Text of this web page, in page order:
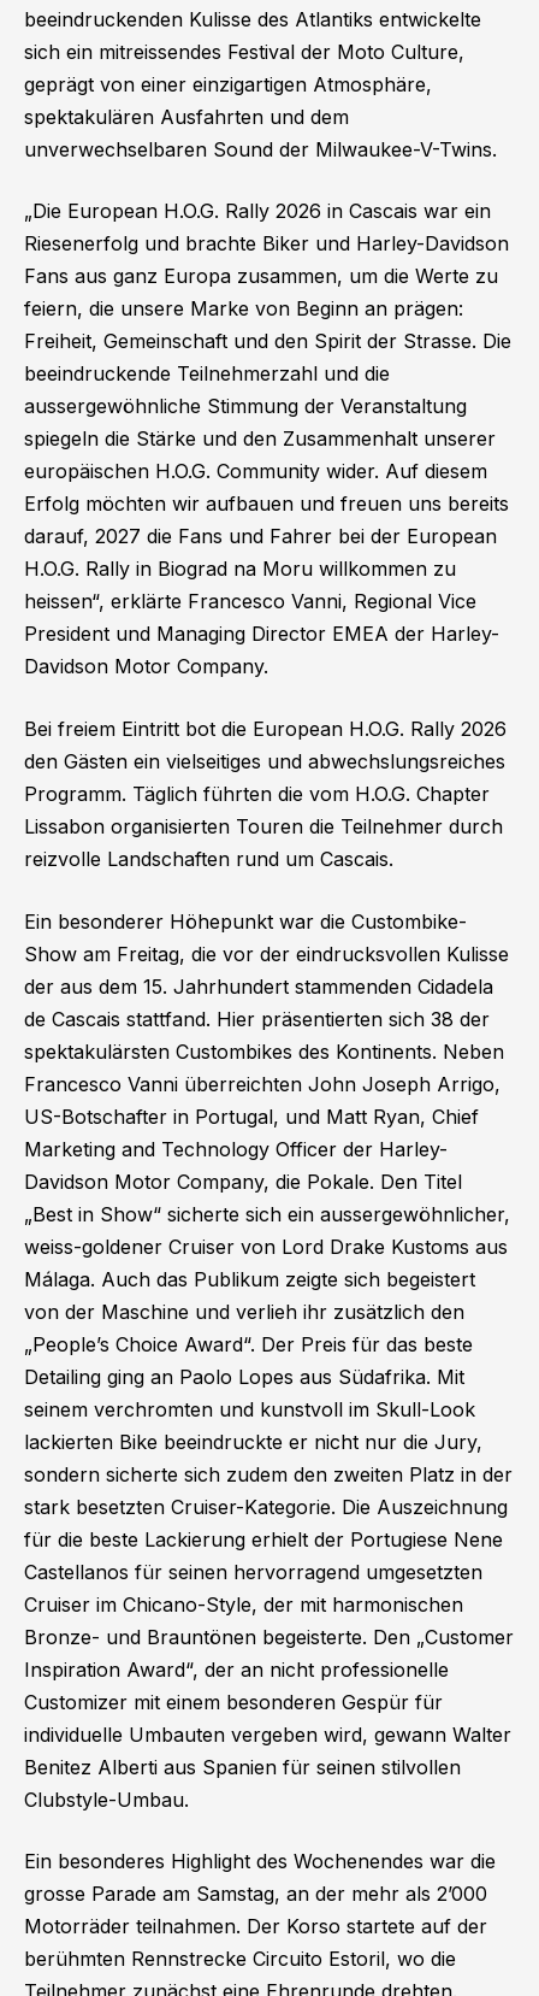
beeindruckenden Kulisse des Atlantiks entwickelte
sich ein mitreissendes Festival der Moto Culture,
geprägt von einer einzigartigen Atmosphäre,
spektakulären Ausfahrten und dem
unverwechselbaren Sound der Milwaukee-V-Twins.
„Die European H.O.G. Rally 2026 in Cascais war ein
Riesenerfolg und brachte Biker und Harley-Davidson
Fans aus ganz Europa zusammen, um die Werte zu
feiern, die unsere Marke von Beginn an prägen:
Freiheit, Gemeinschaft und den Spirit der Strasse. Die
beeindruckende Teilnehmerzahl und die
aussergewöhnliche Stimmung der Veranstaltung
spiegeln die Stärke und den Zusammenhalt unserer
europäischen H.O.G. Community wider. Auf diesem
Erfolg möchten wir aufbauen und freuen uns bereits
darauf, 2027 die Fans und Fahrer bei der European
H.O.G. Rally in Biograd na Moru willkommen zu
heissen“, erklärte Francesco Vanni, Regional Vice
President und Managing Director EMEA der Harley-
Davidson Motor Company.
Bei freiem Eintritt bot die European H.O.G. Rally 2026
den Gästen ein vielseitiges und abwechslungsreiches
Programm. Täglich führten die vom H.O.G. Chapter
Lissabon organisierten Touren die Teilnehmer durch
reizvolle Landschaften rund um Cascais.
Ein besonderer Höhepunkt war die Custombike-
Show am Freitag, die vor der eindrucksvollen Kulisse
der aus dem 15. Jahrhundert stammenden Cidadela
de Cascais stattfand. Hier präsentierten sich 38 der
spektakulärsten Custombikes des Kontinents. Neben
Francesco Vanni überreichten John Joseph Arrigo,
US-Botschafter in Portugal, und Matt Ryan, Chief
Marketing and Technology Officer der Harley-
Davidson Motor Company, die Pokale. Den Titel
„Best in Show“ sicherte sich ein aussergewöhnlicher,
weiss-goldener Cruiser von Lord Drake Kustoms aus
Málaga. Auch das Publikum zeigte sich begeistert
von der Maschine und verlieh ihr zusätzlich den
„People’s Choice Award“. Der Preis für das beste
Detailing ging an Paolo Lopes aus Südafrika. Mit
seinem verchromten und kunstvoll im Skull-Look
lackierten Bike beeindruckte er nicht nur die Jury,
sondern sicherte sich zudem den zweiten Platz in der
stark besetzten Cruiser-Kategorie. Die Auszeichnung
für die beste Lackierung erhielt der Portugiese Nene
Castellanos für seinen hervorragend umgesetzten
Cruiser im Chicano-Style, der mit harmonischen
Bronze- und Brauntönen begeisterte. Den „Customer
Inspiration Award“, der an nicht professionelle
Customizer mit einem besonderen Gespür für
individuelle Umbauten vergeben wird, gewann Walter
Benitez Alberti aus Spanien für seinen stilvollen
Clubstyle-Umbau.
Ein besonderes Highlight des Wochenendes war die
grosse Parade am Samstag, an der mehr als 2’000
Motorräder teilnahmen. Der Korso startete auf der
berühmten Rennstrecke Circuito Estoril, wo die